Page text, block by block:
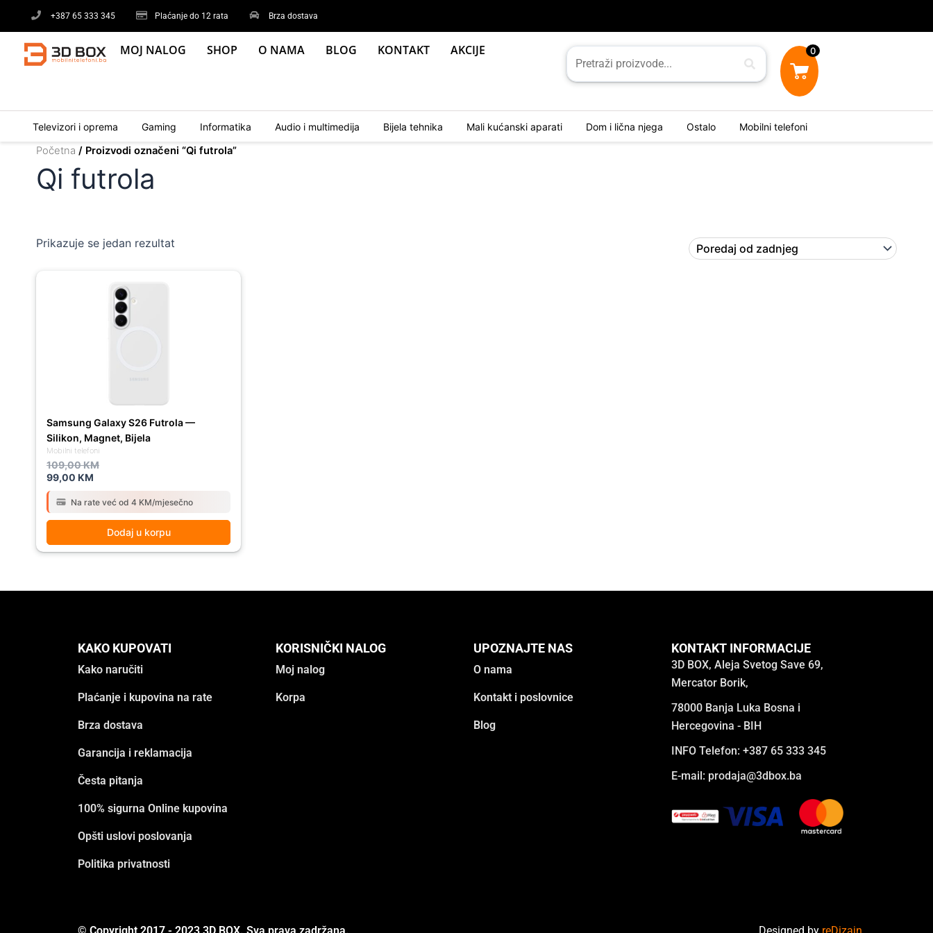
content
+387 65 333 345 Plaćanje do 12 rata Brza dostava
MOJ NALOG SHOP O NAMA BLOG KONTAKT AKCIJE 0
Televizori i oprema Gaming Informatika Audio i multimedija Bijela tehnika Mali kućanski aparati Dom i lična njega Ostalo Mobilni telefoni
Početna / Proizvodi označeni “Qi futrola”
Qi futrola
Prikazuje se jedan rezultat
Mobilni telefoni
Samsung Galaxy S26 Futrola —
Silikon, Magnet, Bijela
109,00KM
99,00 KM
Na rate već od 4 KM/mjesečno
Dodaj u korpu
KAKO KUPOVATI
Kako naručiti
Plaćanje i kupovina na rate
Brza dostava
Garancija i reklamacija
Česta pitanja
100% sigurna Online kupovina
Opšti uslovi poslovanja
Politika privatnosti
KORISNIČKI NALOG
Moj nalog
Korpa
UPOZNAJTE NAS
O nama
Kontakt i poslovnice
Blog
KONTAKT INFORMACIJE
3D BOX, Aleja Svetog Save 69,
Mercator Borik,
78000 Banja Luka Bosna i
Hercegovina - BIH
INFO Telefon: +387 65 333 345
E-mail: prodaja@3dbox.ba